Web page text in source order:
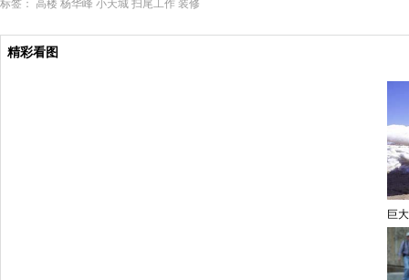
标签： 高楼 杨华峰 小天城 扫尾工作 装修
精彩看图
巨